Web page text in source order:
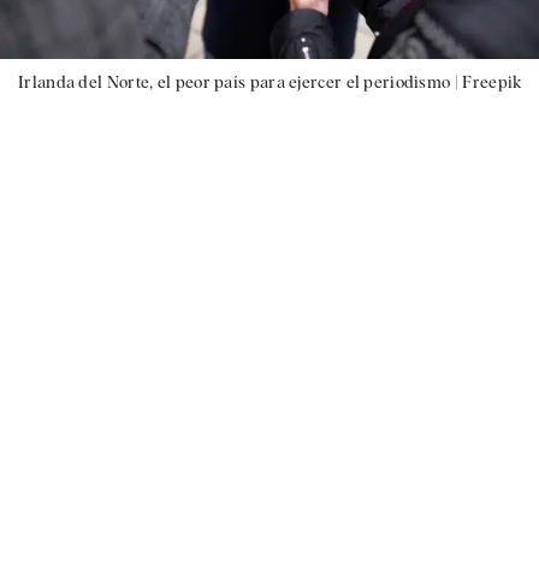
Irlanda del Norte, el peor país para ejercer el periodismo |Freepik